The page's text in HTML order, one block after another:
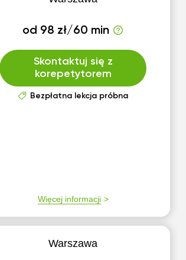
od 98 zł/60 min
Skontaktuj się z
korepetytorem
Bezpłatna lekcja próbna
Więcej informacji
Warszawa